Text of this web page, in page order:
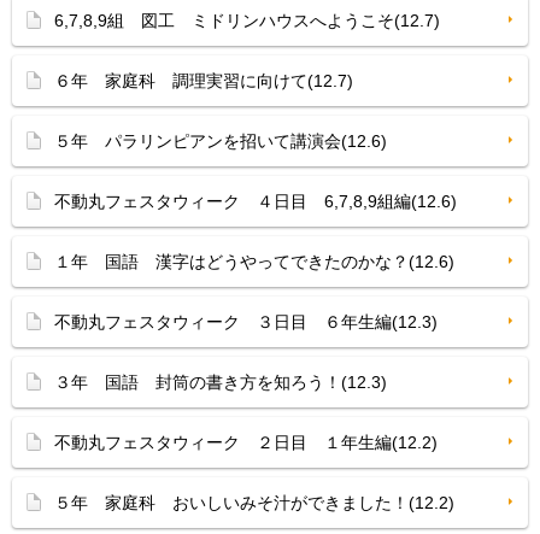
6,7,8,9組 図工 ミドリンハウスへようこそ(12.7)
６年 家庭科 調理実習に向けて(12.7)
５年 パラリンピアンを招いて講演会(12.6)
不動丸フェスタウィーク ４日目 6,7,8,9組編(12.6)
１年 国語 漢字はどうやってできたのかな？(12.6)
不動丸フェスタウィーク ３日目 ６年生編(12.3)
３年 国語 封筒の書き方を知ろう！(12.3)
不動丸フェスタウィーク ２日目 １年生編(12.2)
５年 家庭科 おいしいみそ汁ができました！(12.2)